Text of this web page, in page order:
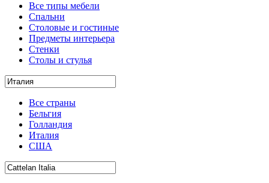
Все типы мебели
Спальни
Столовые и гостиные
Предметы интерьера
Стенки
Столы и стулья
Все страны
Бельгия
Голландия
Италия
США